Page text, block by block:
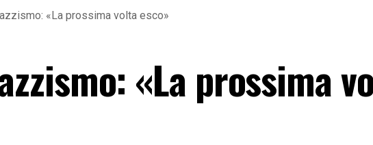
«La prossima volta esco»
«La prossima